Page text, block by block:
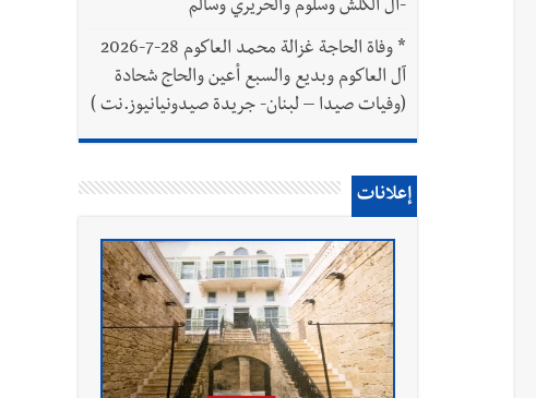
-آل الكلش وسلوم والحريري وسالم
*
وفاة الحاجة غزالة محمد العاكوم 28-7-2026
آل العاكوم وبديع والسبع أعين والحاج شحادة
(وفيات صيدا – لبنان- جريدة صيدونيانيوز.نت )
إعلانات